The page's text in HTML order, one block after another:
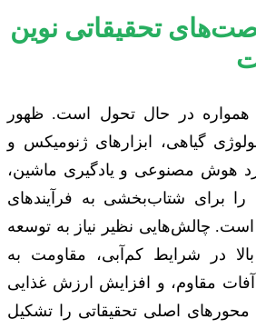
تحقیقاتی نوین
همواره در حال تحول است. ظهور
گیاهی، ابزارهای ژنومیکس و
هوش مصنوعی و یادگیری ماشین،
برای شتاب‌بخشی به فرآیندهای
است. چالش‌هایی نظیر نیاز به توسعه
بالا در شرایط کم‌آبی، مقاومت به
مقاوم، و افزایش ارزش غذایی
اصلی تحقیقاتی را تشکیل